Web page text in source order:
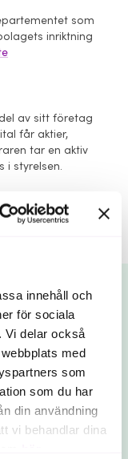
innehåll och
för sociala
Vi delar också
med
som
som du har
din användning
vi behandlar dina
som
inriktning
av sitt företag
får aktier,
tar en aktiv
i styrelsen.
om du vill